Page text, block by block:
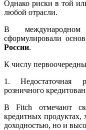
Однако риски в той
любой отрасли.
В международном
сформулировали
России.
К числу
1. Недостаточная
розничного
В Fitch отмечают
кредитных продуктах,
доходностью, но и